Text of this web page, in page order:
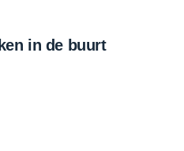
in de buurt